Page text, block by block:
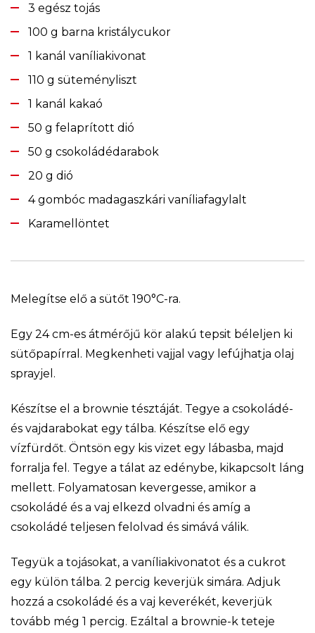
3 egész tojás
100 g barna kristálycukor
1 kanál vaníliakivonat
110 g süteményliszt
1 kanál kakaó
50 g felaprított dió
50 g csokoládédarabok
20 g dió
4 gombóc madagaszkári vaníliafagylalt
Karamellöntet
Melegítse elő a sütőt 190°C-ra.
Egy 24 cm-es átmérőjű kör alakú tepsit béleljen ki
sütőpapírral. Megkenheti vajjal vagy lefújhatja olaj
sprayjel.
Készítse el a brownie tésztáját. Tegye a csokoládé-
és vajdarabokat egy tálba. Készítse elő egy
vízfürdőt. Öntsön egy kis vizet egy lábasba, majd
forralja fel. Tegye a tálat az edénybe, kikapcsolt láng
mellett. Folyamatosan kevergesse, amikor a
csokoládé és a vaj elkezd olvadni és amíg a
csokoládé teljesen felolvad és simává válik.
Tegyük a tojásokat, a vaníliakivonatot és a cukrot
egy külön tálba. 2 percig keverjük simára. Adjuk
hozzá a csokoládé és a vaj keverékét, keverjük
tovább még 1 percig. Ezáltal a brownie-k teteje